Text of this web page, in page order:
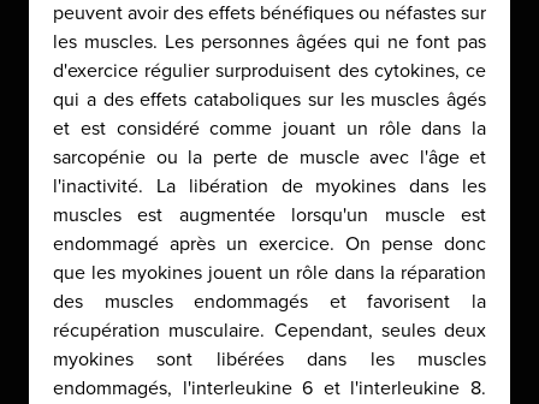
peuvent avoir des effets bénéfiques ou néfastes sur
les muscles. Les personnes âgées qui ne font pas
d'exercice régulier surproduisent des cytokines, ce
qui a des effets cataboliques sur les muscles âgés
et est considéré comme jouant un rôle dans la
sarcopénie ou la perte de muscle avec l'âge et
l'inactivité. La libération de myokines dans les
muscles est augmentée lorsqu'un muscle est
endommagé après un exercice. On pense donc
que les myokines jouent un rôle dans la réparation
des muscles endommagés et favorisent la
récupération musculaire. Cependant, seules deux
myokines sont libérées dans les muscles
endommagés, l'interleukine 6 et l'interleukine 8.